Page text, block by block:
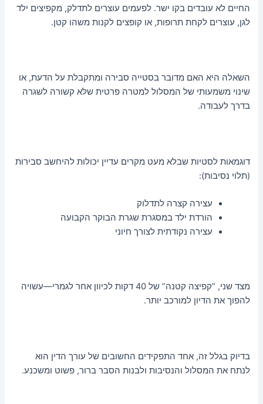
החיים לא עובדים בקו ישר. לפעמים עוצרים לתדלק, מקפיצים ילד
לגן, עוצרים לקחת תרופות, או קופצים לקנות משהו קטן.
השאלה היא האם מדובר בסטייה סבירה ומתקבלת על הדעת, או
שינוי משמעותי של המסלול למטרה פרטית שלא קשורה לשגרה
בדרך לעבודה.
דוגמאות לסטיות שבלא מעט מקרים עדיין יכולות להיחשב סבירות
(תלוי נסיבות):
עצירה קצרה לתדלוק
הורדת ילד במסגרת שגרת הבוקר הקבועה
עצירה נקודתית לצורך חיוני
מצד שני, “קפיצה קטנה” של 40 דקות לכיוון אחר לגמרי—עשויה
להפוך את הדיון למורכב יותר.
בדיוק בגלל זה, אחד התפקידים החשובים של עורך הדין הוא
לנתח את המסלול והנסיבות ולבנות הסבר ברור, פשוט ומשכנע.